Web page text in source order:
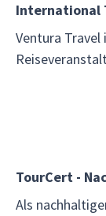
International
Ventura
TourCert -
Als